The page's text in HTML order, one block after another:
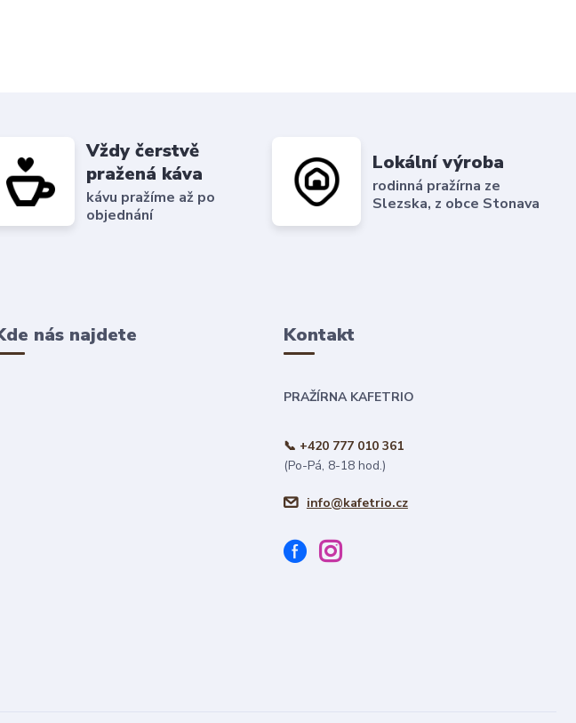
Vždy čerstvě
pražená káva
kávu pražíme až po
objednání
Lokální výroba
rodinná pražírna ze
Slezska, z obce Stonava
nás najdete Kontakt
PRAŽÍRNA KAFETRIO
📞 +420 777 010 361
(Po-Pá, 8-18 hod.)
info@kafetrio.cz